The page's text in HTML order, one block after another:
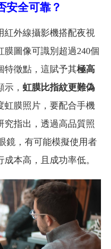
安全可靠？
外線攝影機搭配夜視
圖像可識別超過240個
特徵點，這賦予其極高
示， 虹膜比指紋更難偽
虹膜照片，要配合手機
究指出，透過高品質照
鏡，有可能模擬使用者
本高，且成功率低。